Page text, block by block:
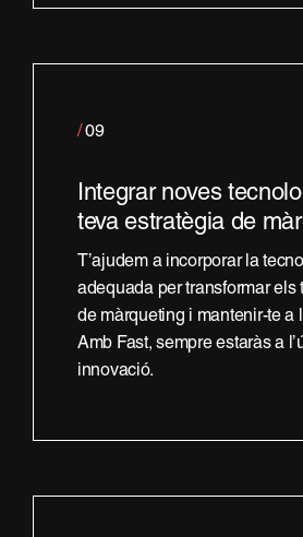
/ 09
Integrar noves
teva estratègia de
T’ajudem a incorporar la
adequada per transformar els
de màrqueting i mantenir-te a
Amb Fast, sempre estaràs a
innovació.